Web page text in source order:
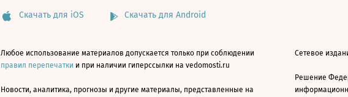
Скачать для iOS Скачать для Android
Любое использование материалов допускается только при соблюдении
правил перепечатки и при наличии гиперссылки на vedomosti.ru
Новости, аналитика, прогнозы и другие материалы, представленные на
Сетевое
Решение